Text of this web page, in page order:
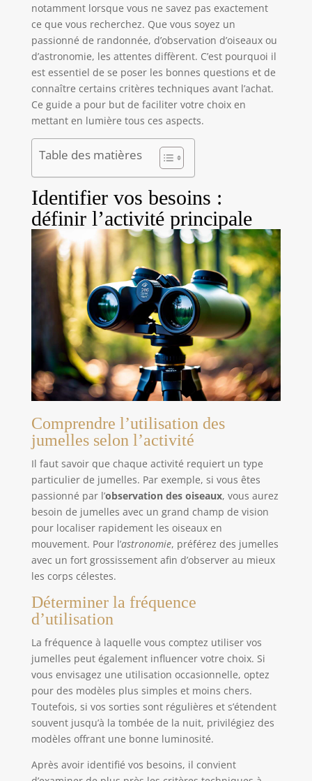
notamment lorsque vous ne savez pas exactement
ce que vous recherchez. Que vous soyez un
passionné de randonnée, d’observation d’oiseaux ou
d’astronomie, les attentes diffèrent. C’est pourquoi il
est essentiel de se poser les bonnes questions et de
connaître certains critères techniques avant l’achat.
Ce guide a pour but de faciliter votre choix en
mettant en lumière tous ces aspects.
Table des matières
Identifier vos besoins :
définir l’activité principale
Comprendre l’utilisation des
jumelles selon l’activité
Il faut savoir que chaque activité requiert un type
particulier de jumelles. Par exemple, si vous êtes
passionné par l’observation des oiseaux, vous aurez
besoin de jumelles avec un grand champ de vision
pour localiser rapidement les oiseaux en
mouvement. Pour l’astronomie, préférez des jumelles
avec un fort grossissement afin d’observer au mieux
les corps célestes.
Déterminer la fréquence
d’utilisation
La fréquence à laquelle vous comptez utiliser vos
jumelles peut également influencer votre choix. Si
vous envisagez une utilisation occasionnelle, optez
pour des modèles plus simples et moins chers.
Toutefois, si vos sorties sont régulières et s’étendent
souvent jusqu’à la tombée de la nuit, privilégiez des
modèles offrant une bonne luminosité.
Après avoir identifié vos besoins, il convient